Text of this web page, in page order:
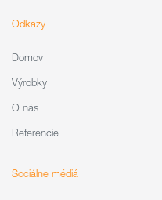
Odkazy
Domov
Výrobky
O nás
Referencie
Sociálne médiá